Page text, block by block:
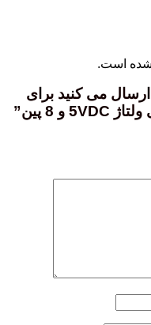
است.
ارسال می کنید برای